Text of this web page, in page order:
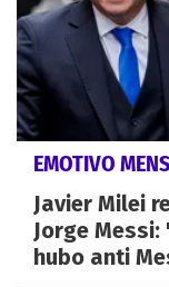
EMOTIVO
Javier Milei
Jorge
hubo anti